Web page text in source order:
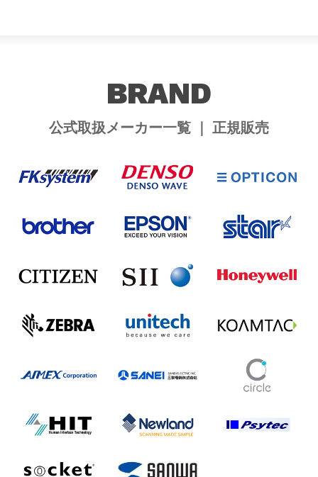
BRAND
公式取扱メーカー一覧 ｜ 正規販売